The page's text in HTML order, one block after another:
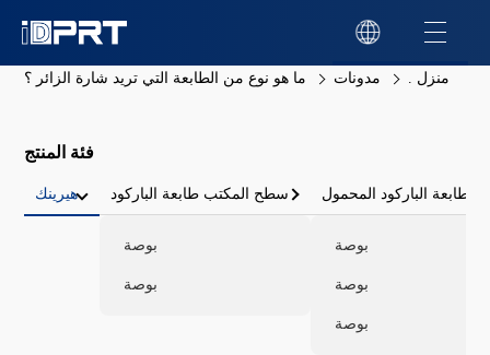
منزل . مدونات ما هو نوع من الطابعة التي تريد شارة الزائر ؟
فئة المنتج
هيرينك سطح المكتب طابعة الباركود
بوصة
بوصة
طابعة الباركود المحمول
بوصة
بوصة
بوصة